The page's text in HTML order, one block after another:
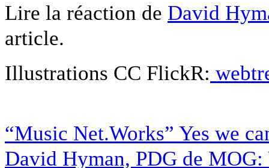
Lire la réaction de David
article.
Illustrations CC FlickR:
“Music Net.Works” Yes we
David Hyman, PDG de